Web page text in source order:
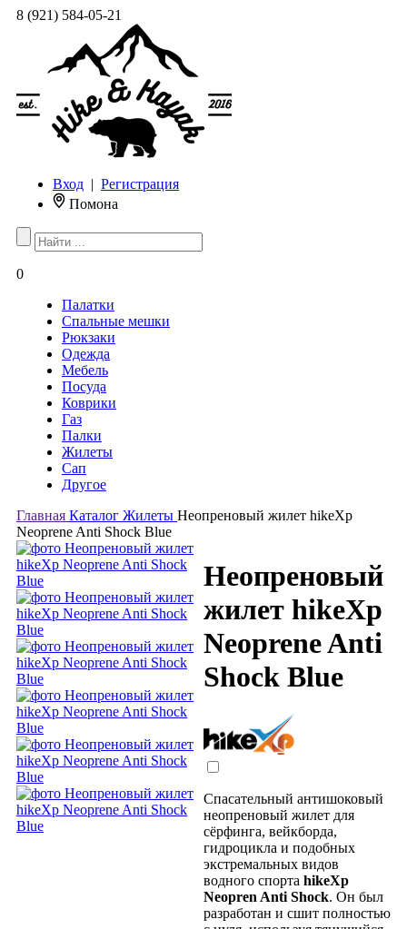
8 (921) 584-05-21
Вход | Регистрация
Помона
0
Палатки
Спальные мешки
Рюкзаки
Одежда
Мебель
Посуда
Коврики
Газ
Палки
Жилеты
Сап
Другое
Главная Каталог Жилеты Неопреновый жилет hikeXp
Neoprene Anti Shock Blue
Неопреновый
жилет hikeXp
Neoprene Anti
Shock Blue
Спасательный антишоковый
неопреновый жилет для
сёрфинга, вейкборда,
гидроцикла и подобных
экстремальных видов
водного спорта hikeXp
Neopren Anti Shock. Он был
разработан и сшит полностью